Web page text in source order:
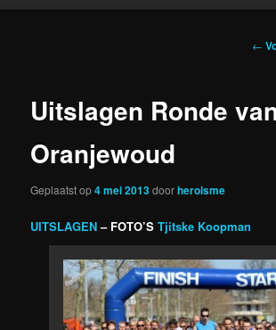
←
Uitslagen Ronde
Oranjewoud
Geplaatst op4 mei 2013doorheroisme
UITSLAGEN– FOTO’STjitske Koopman